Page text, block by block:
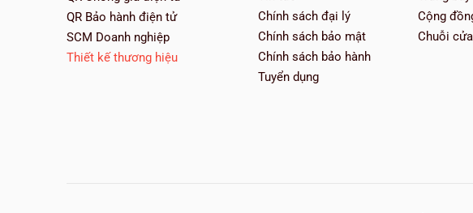
QR Bảo hành điện tử
SCM Doanh nghiệp
Thiết kế thương hiệu
Chính sách đại lý
Chính sách bảo mật
Chính sách bảo hành
Tuyển dụng
Cộng
Chuỗi